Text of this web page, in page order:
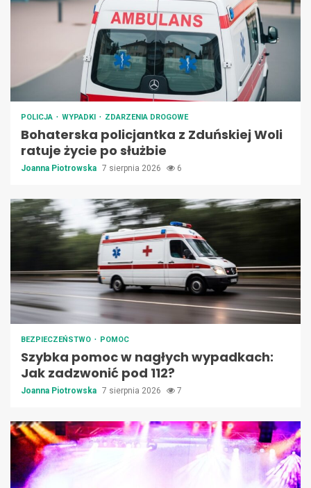
POLICJA WYPADKI ZDARZENIA DROGOWE
Bohaterska policjantka z Zduńskiej Woli
ratuje życie po służbie
Joanna Piotrowska 7 sierpnia 2026 6
BEZPIECZEŃSTWO POMOC
Szybka pomoc w nagłych wypadkach:
Jak zadzwonić pod 112?
Joanna Piotrowska 7 sierpnia 2026 7